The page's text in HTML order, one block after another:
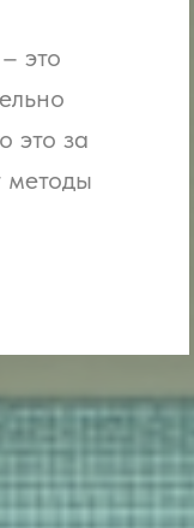
это
это за
методы